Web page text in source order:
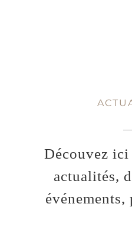
Découvez ici
actualités,